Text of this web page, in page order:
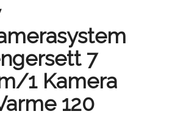
7
1 Kamera
120